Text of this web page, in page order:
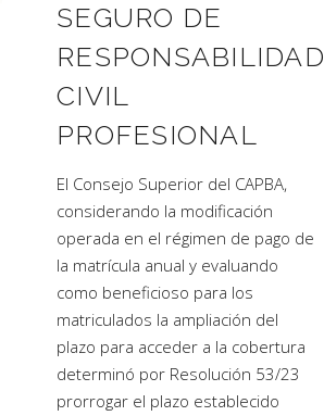
SEGURO DE
RESPONSABILIDAD
CIVIL
PROFESIONAL
El Consejo Superior del CAPBA,
considerando la modificación
operada en el régimen de pago de
la matrícula anual y evaluando
como beneficioso para los
matriculados la ampliación del
plazo para acceder a la cobertura
determinó por Resolución 53/23
prorrogar el plazo establecido